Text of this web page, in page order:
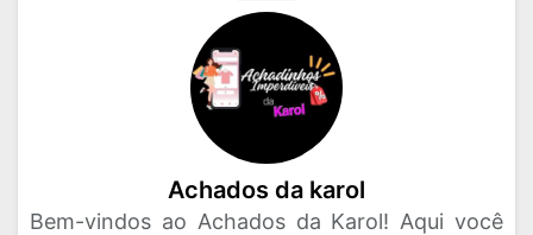
Achados da karol
Bem-vindos ao Achados da Karol! Aqui você